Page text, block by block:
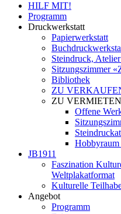
HILF MIT!
Programm
Druckwerkstatt
Papierwerkstatt
Steindruck,
Sitzungszimmer
Bibliothek
ZU
ZU VERMIETEN
Offene
Hobbyraum
JB1911
Faszination
Weltplakatformat
Kulturelle
Angebot
Programm